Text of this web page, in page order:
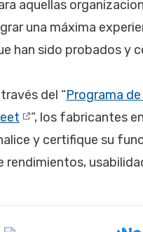
aquellas
una máxima
han sido probados y
del “Programa
”, los fabricantes
y certifique su
rendimientos,